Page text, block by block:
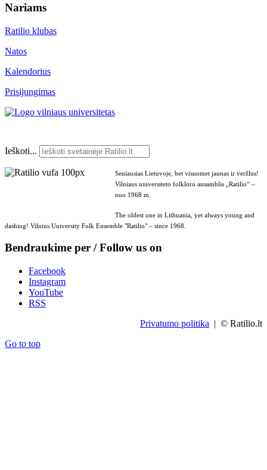
Nariams
Ratilio klubas
Natos
Kalendorius
Prisijungimas
Ieškoti...
Seniausias Lietuvoje, bet visuomet jaunas ir veržlus!
Vilniaus universiteto folkloro ansamblis „Ratilio“ –
nuo 1968 m.
The oldest one in Lithuania, yet always young and
dashing! Vilnius University Folk Ensemble "Ratilio" – since 1968.
Bendraukime per / Follow us on
Facebook
Instagram
YouTube
RSS
Privatumo politika | © Ratilio.lt
Go to top